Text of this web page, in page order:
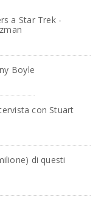
a Star Trek -
Boyle
con Stuart
di questi